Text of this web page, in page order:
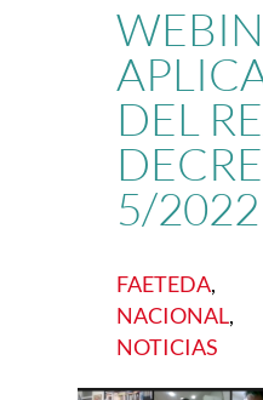
DEL
5/2022
FAETEDA
NACIONAL
NOTICIAS